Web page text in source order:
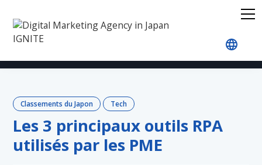
Les 3
Classements du Japon Tech
Les 3 principaux outils RPA
utilisés par les PME